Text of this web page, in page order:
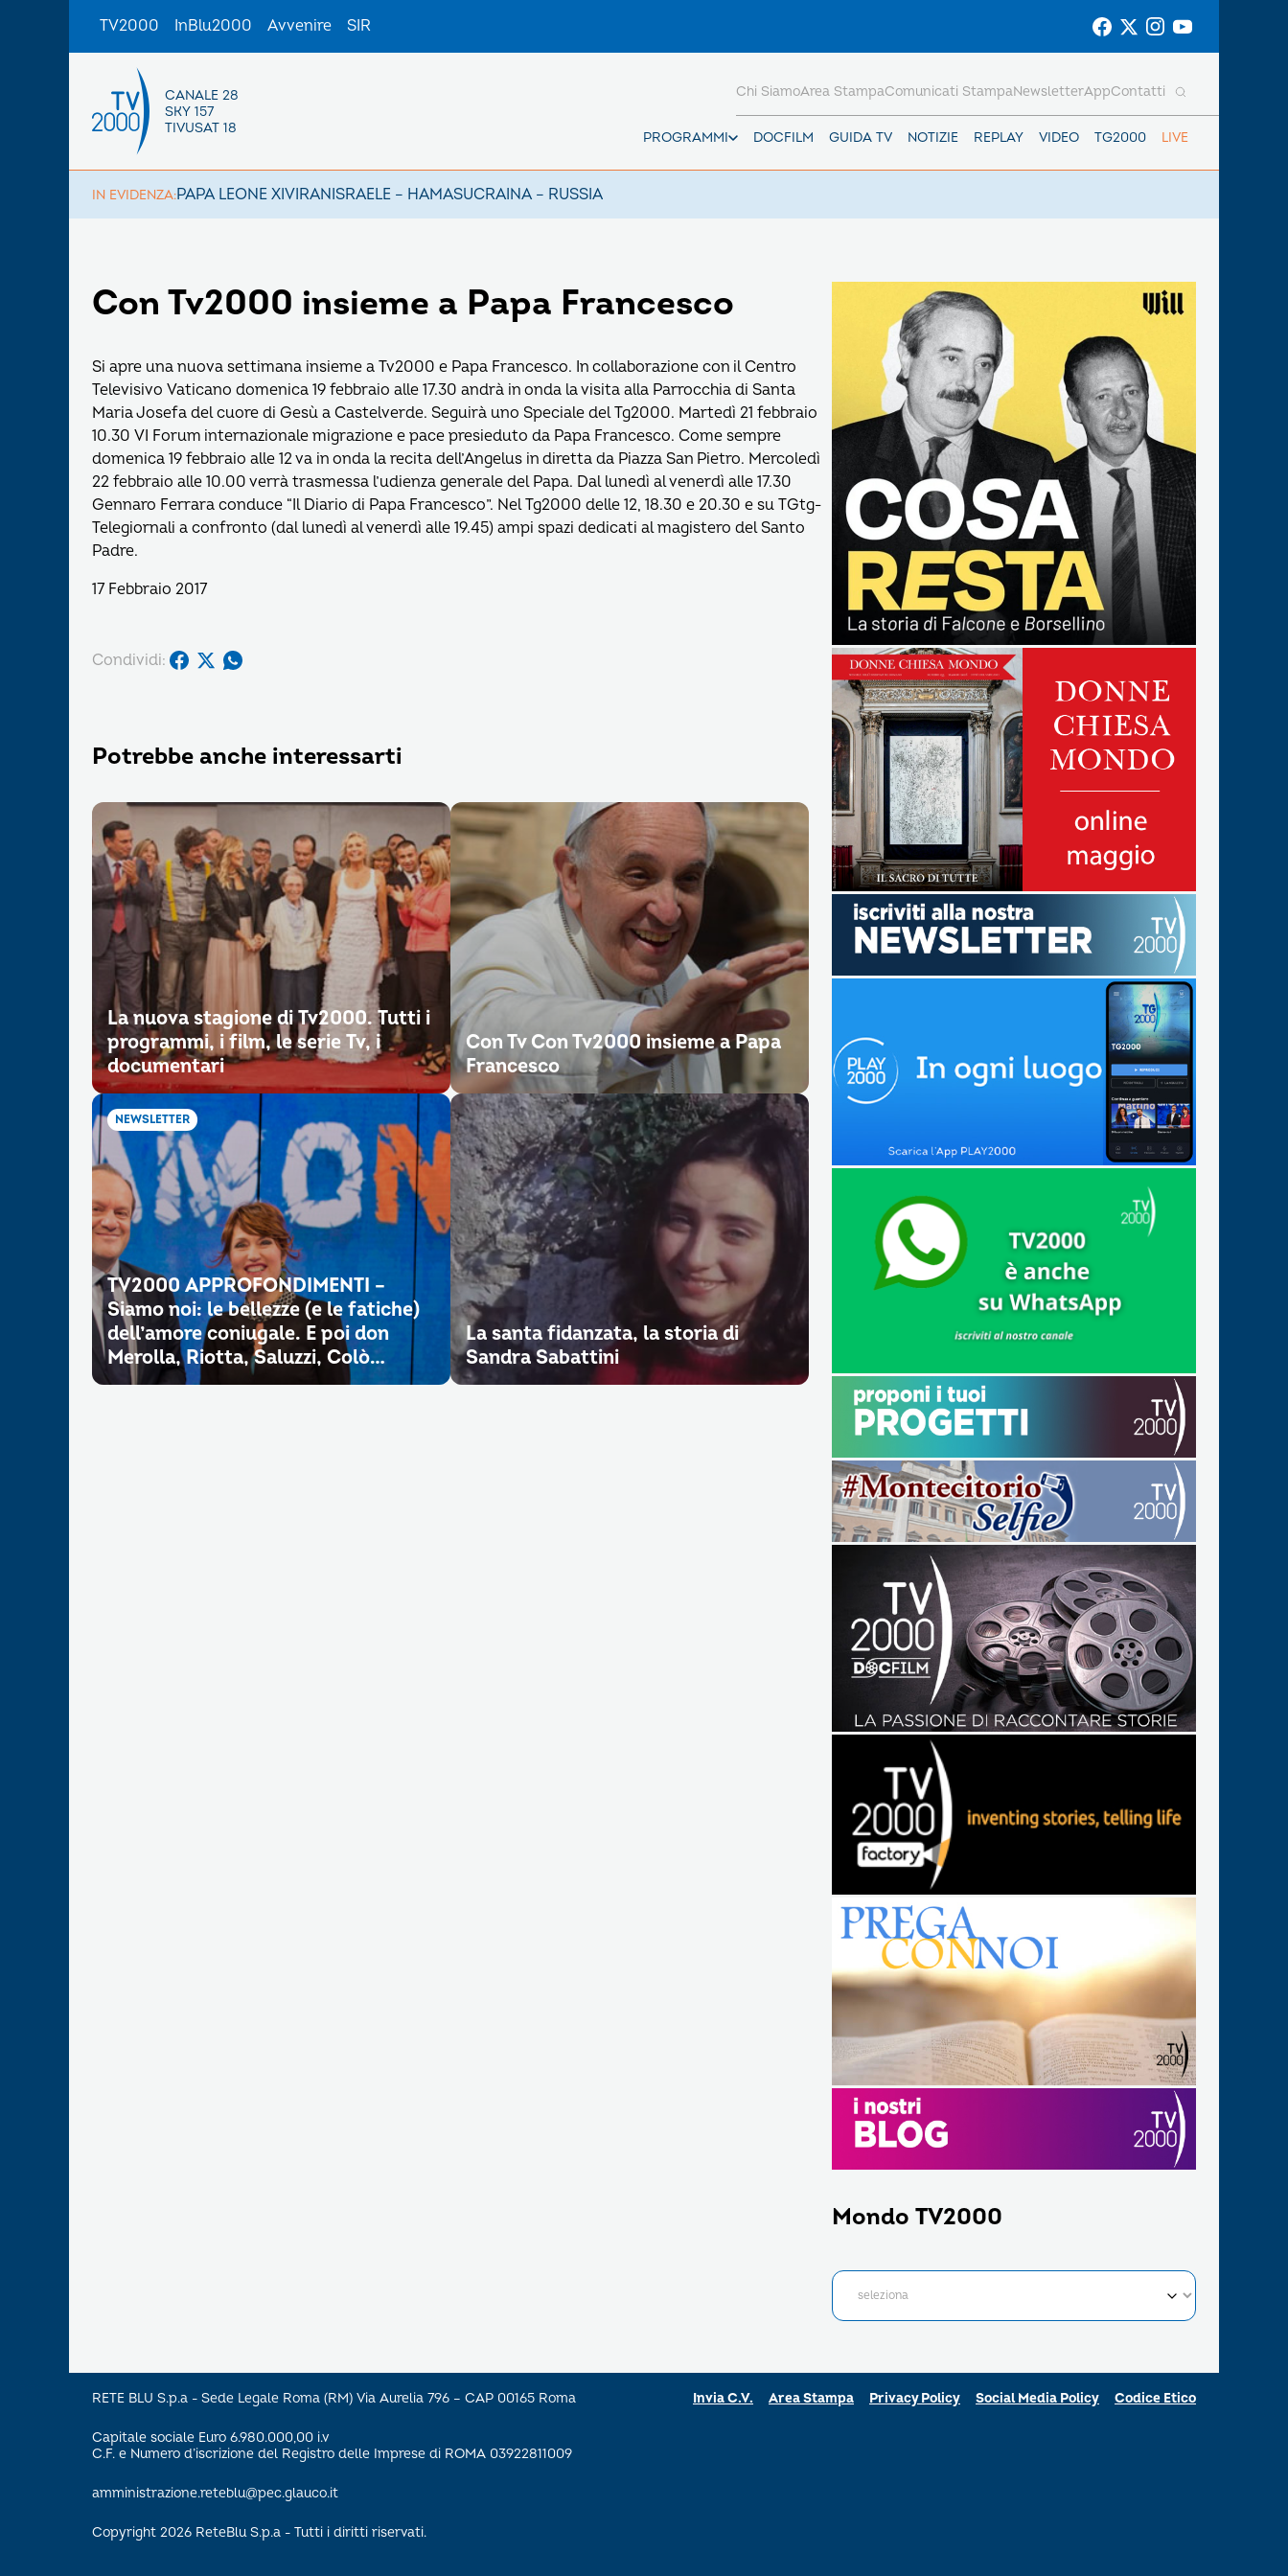
TV2000 InBlu2000 Avvenire SIR
CANALE 28
SKY 157
TIVUSAT 18
PROGRAMMI DOCFILM GUIDA TV NOTIZIE REPLAY VIDEO TG2000 LIVE
Chi SiamoArea StampaComunicati StampaNewsletterAppContatti
IN EVIDENZA:PAPA LEONE XIVIRANISRAELE – HAMASUCRAINA – RUSSIA
Con Tv2000 insieme a Papa Francesco
Si apre una nuova settimana insieme a Tv2000 e Papa Francesco. In collaborazione con il Centro
Televisivo Vaticano domenica 19 febbraio alle 17.30 andrà in onda la visita alla Parrocchia di Santa
Maria Josefa del cuore di Gesù a Castelverde. Seguirà uno Speciale del Tg2000. Martedì 21 febbraio
10.30 VI Forum internazionale migrazione e pace presieduto da Papa Francesco. Come sempre
domenica 19 febbraio alle 12 va in onda la recita dell’Angelus in diretta da Piazza San Pietro. Mercoledì
22 febbraio alle 10.00 verrà trasmessa l’udienza generale del Papa. Dal lunedì al venerdì alle 17.30
Gennaro Ferrara conduce “Il Diario di Papa Francesco”. Nel Tg2000 delle 12, 18.30 e 20.30 e su TGtg-
Telegiornali a confronto (dal lunedì al venerdì alle 19.45) ampi spazi dedicati al magistero del Santo
Padre.
17 Febbraio 2017
Condividi:
Potrebbe anche interessarti
La nuova stagione di Tv2000. Tutti i
programmi, i film, le serie Tv, i
documentari
Con Tv Con Tv2000 insieme a Papa
Francesco
NEWSLETTER
TV2000 APPROFONDIMENTI –
Siamo noi: le bellezze (e le fatiche)
dell’amore coniugale. E poi don
Merolla, Riotta, Saluzzi, Colò…
La santa fidanzata, la storia di
Sandra Sabattini
Mondo TV2000
RETE BLU S.p.a - Sede Legale Roma (RM) Via Aurelia 796 – CAP 00165 Roma
Capitale sociale Euro 6.980.000,00 i.v
C.F. e Numero d’iscrizione del Registro delle Imprese di ROMA 03922811009
amministrazione.reteblu@pec.glauco.it
Copyright 2026 ReteBlu S.p.a - Tutti i diritti riservati.
Invia C.V. Area Stampa Privacy Policy Social Media Policy Codice Etico